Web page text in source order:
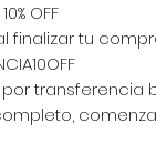
OFF
finalizar tu
transferencia